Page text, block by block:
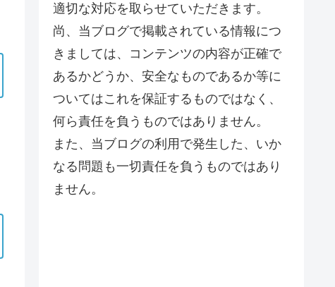
適切な対応を取らせていただきます。
尚、当ブログで掲載されている情報につ
きましては、コンテンツの内容が正確で
あるかどうか、安全なものであるか等に
ついてはこれを保証するものではなく、
何ら責任を負うものではありません。
また、当ブログの利用で発生した、いか
なる問題も一切責任を負うものではあり
ません。